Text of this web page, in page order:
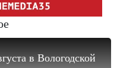
в Вологодской